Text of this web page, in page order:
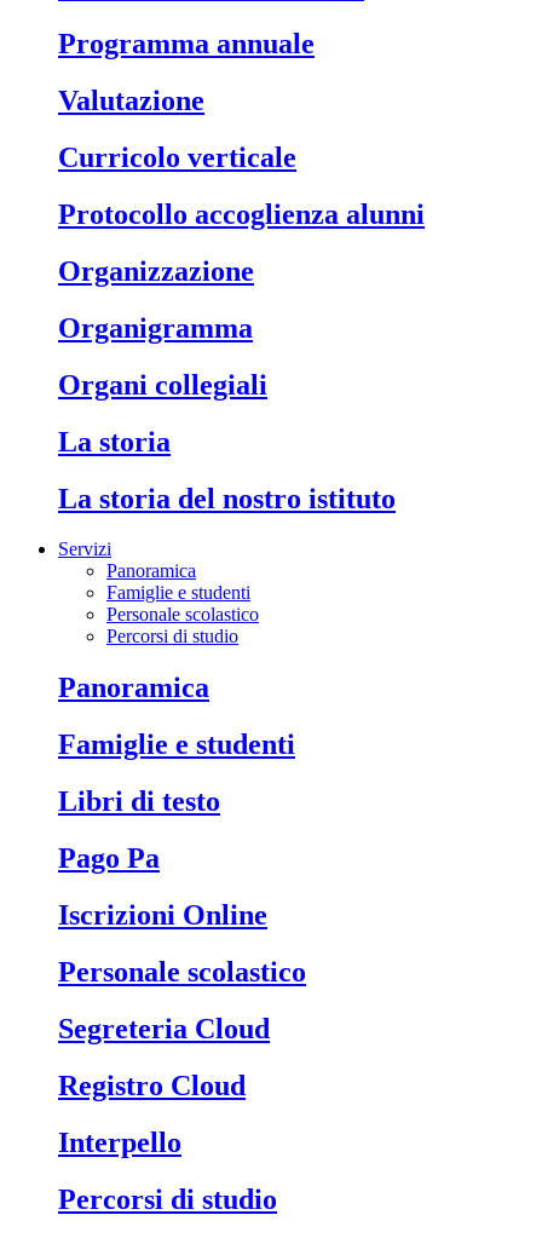
Programma annuale
Valutazione
Curricolo verticale
Protocollo accoglienza alunni
Organizzazione
Organigramma
Organi collegiali
La storia
La storia del nostro istituto
Servizi
Panoramica
Famiglie e studenti
Personale scolastico
Percorsi di studio
Panoramica
Famiglie e studenti
Libri di testo
Pago Pa
Iscrizioni Online
Personale scolastico
Segreteria Cloud
Registro Cloud
Interpello
Percorsi di studio